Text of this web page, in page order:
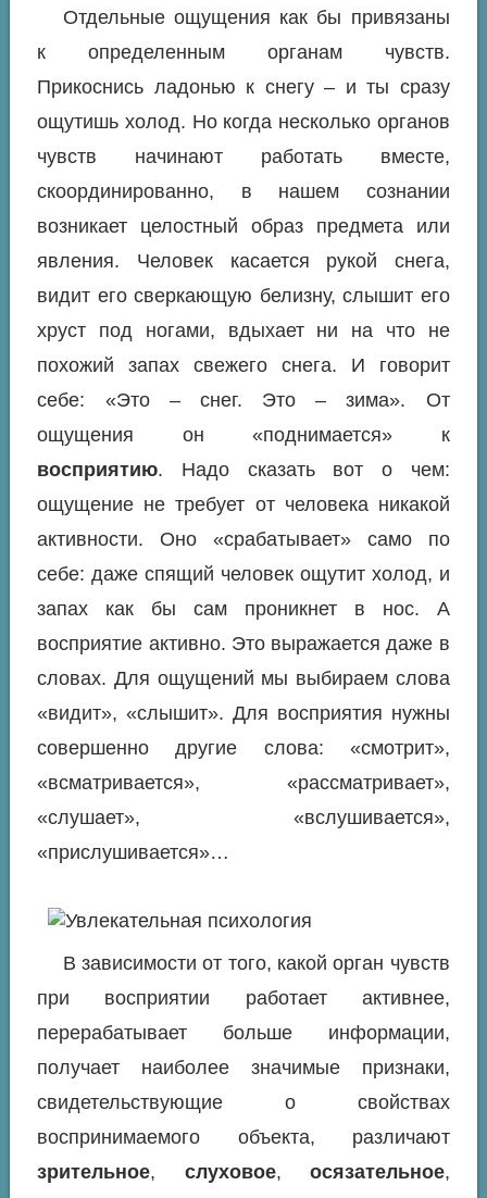
Отдельные ощущения как бы привязаны
к определенным органам чувств.
Прикоснись ладонью к снегу – и ты сразу
ощутишь холод. Но когда несколько органов
чувств начинают работать вместе,
скоординированно, в нашем сознании
возникает целостный образ предмета или
явления. Человек касается рукой снега,
видит его сверкающую белизну, слышит его
хруст под ногами, вдыхает ни на что не
похожий запах свежего снега. И говорит
себе: «Это – снег. Это – зима». От
ощущения он «поднимается» к
восприятию. Надо сказать вот о чем:
ощущение не требует от человека никакой
активности. Оно «срабатывает» само по
себе: даже спящий человек ощутит холод, и
запах как бы сам проникнет в нос. А
восприятие активно. Это выражается даже в
словах. Для ощущений мы выбираем слова
«видит», «слышит». Для восприятия нужны
совершенно другие слова: «смотрит»,
«всматривается», «рассматривает»,
«слушает», «вслушивается»,
«прислушивается»…
В зависимости от того, какой орган чувств
при восприятии работает активнее,
перерабатывает больше информации,
получает наиболее значимые признаки,
свидетельствующие о свойствах
воспринимаемого объекта, различают
зрительное, слуховое, осязательное,